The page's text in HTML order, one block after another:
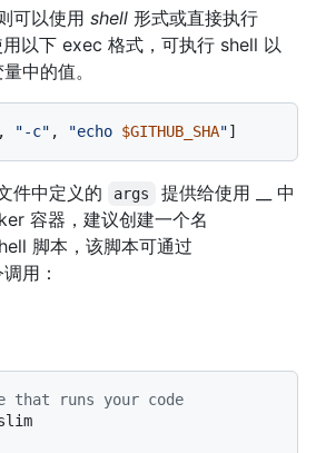
可以使用 shell 形式或直接执行
以下 exec 格式，可执行 shell 以
中的值。
, "-c" , "echo $GITHUB_SHA"]
件中定义的 args
提供给使用 __ 中
容器，建议创建一个名
脚本，该脚本可通过
用：
that runs your code